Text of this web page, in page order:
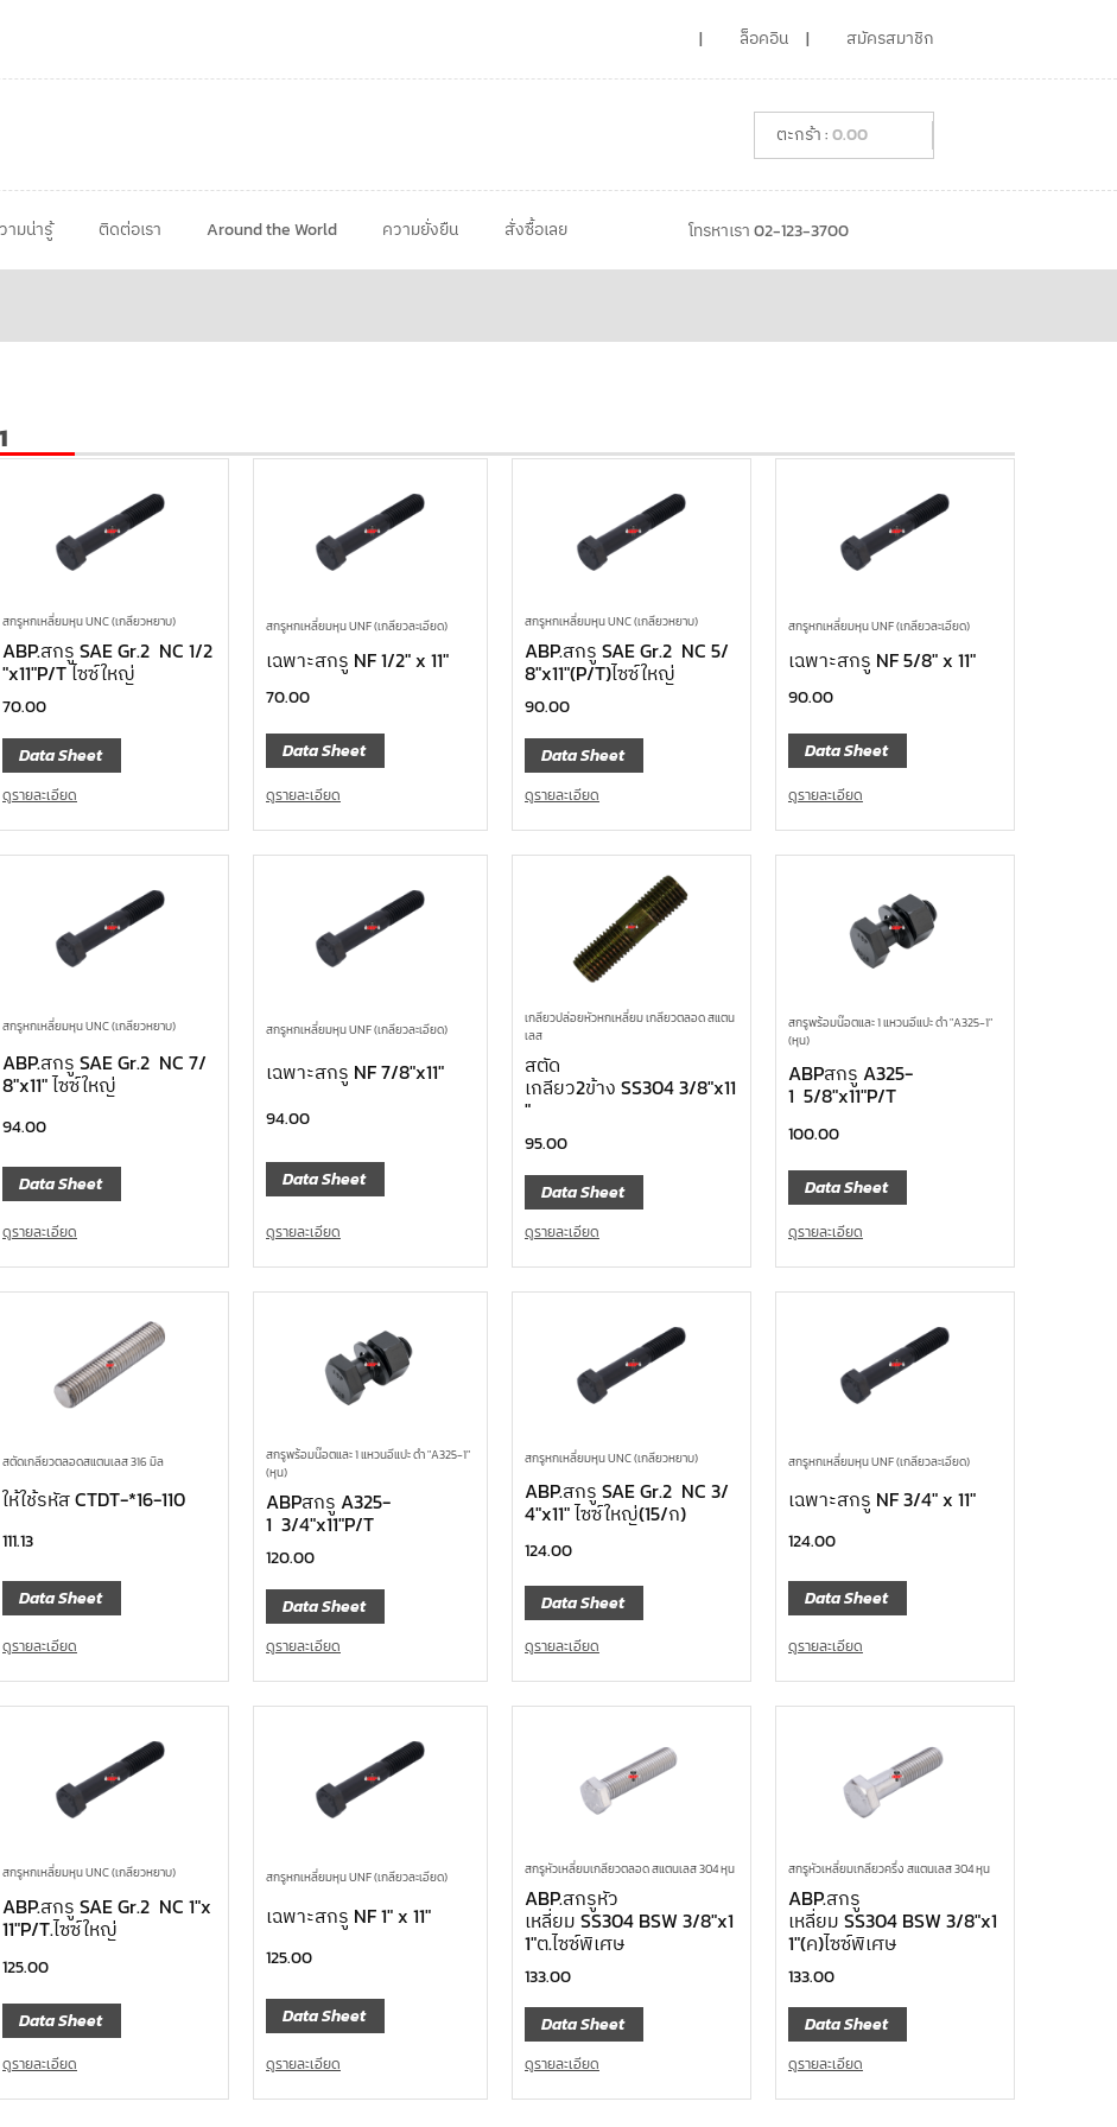
ล็อคอิน สมัครสมาชิก
0.00
ามน่ารู้ ติดต่อเรา Around the World ความยั่งยืน สั่งซื้อเลย โทรหาเรา 02-123-3700
สกรูหกเหลี่ยมหุน UNC (เกลียวหยาบ)
ABP.สกรู SAE Gr.2 NC 1/2
″x11″P/T ไซซ์ใหญ่
70.00
Data Sheet
ดูรายละเอียด
สกรูหกเหลี่ยมหุน UNF (เกลียวละเอียด)
เฉพาะสกรู NF 1/2″ x 11″
70.00
Data Sheet
ดูรายละเอียด
สกรูหกเหลี่ยมหุน UNC (เกลียวหยาบ)
ABP.สกรู SAE Gr.2 NC 5/
8″x11″(P/T)ไซซ์ใหญ่
90.00
Data Sheet
ดูรายละเอียด
สกรูหกเหลี่ยมหุน UNF (เกลียวละเอียด)
เฉพาะสกรู NF 5/8″ x 11″
90.00
Data Sheet
ดูรายละเอียด
สกรูหกเหลี่ยมหุน UNC (เกลียวหยาบ)
ABP.สกรู SAE Gr.2 NC 7/
8″x11″ ไซซ์ใหญ่
94.00
Data Sheet
ดูรายละเอียด
สกรูหกเหลี่ยมหุน UNF (เกลียวละเอียด)
เฉพาะสกรู NF 7/8″x11″
94.00
Data Sheet
ดูรายละเอียด
เกลียวปล่อยหัวหกเหลี่ยม เกลียวตลอด สแตน
เลส
สตัด
เกลียว2ข้าง SS304 3/8″x11
″
95.00
Data Sheet
ดูรายละเอียด
สกรูพร้อมน๊อตและ 1 แหวนอีแปะ ดำ "A325-1"
(หุน)
ABPสกรู A325-
1 5/8″x11″P/T
100.00
Data Sheet
ดูรายละเอียด
สตัดเกลียวตลอดสแตนเลส 316 มิล
ให้ใช้รหัส CTDT-*16-110
111.13
Data Sheet
ดูรายละเอียด
สกรูพร้อมน๊อตและ 1 แหวนอีแปะ ดำ "A325-1"
(หุน)
ABPสกรู A325-
1 3/4″x11″P/T
120.00
Data Sheet
ดูรายละเอียด
สกรูหกเหลี่ยมหุน UNC (เกลียวหยาบ)
ABP.สกรู SAE Gr.2 NC 3/
4″x11″ ไซซ์ใหญ่(15/ก)
124.00
Data Sheet
ดูรายละเอียด
สกรูหกเหลี่ยมหุน UNF (เกลียวละเอียด)
เฉพาะสกรู NF 3/4″ x 11″
124.00
Data Sheet
ดูรายละเอียด
สกรูหกเหลี่ยมหุน UNC (เกลียวหยาบ)
ABP.สกรู SAE Gr.2 NC 1″x
11″P/T.ไซซ์ใหญ่
125.00
Data Sheet
ดูรายละเอียด
สกรูหกเหลี่ยมหุน UNF (เกลียวละเอียด)
เฉพาะสกรู NF 1″ x 11″
125.00
Data Sheet
ดูรายละเอียด
สกรูหัวเหลี่ยมเกลียวตลอด สแตนเลส 304 หุน
ABP.สกรูหัว
เหลี่ยม SS304 BSW 3/8″x1
1″ต.ไซซ์พิเศษ
133.00
Data Sheet
ดูรายละเอียด
สกรูหัวเหลี่ยมเกลียวครึ่ง สแตนเลส 304 หุน
ABP.สกรู
เหลี่ยม SS304 BSW 3/8″x1
1″(ค)ไซซ์พิเศษ
133.00
Data Sheet
ดูรายละเอียด